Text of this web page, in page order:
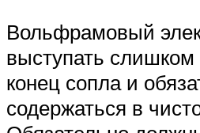
Вольфрамовый
выступать слишком
конец сопла и
содержаться в